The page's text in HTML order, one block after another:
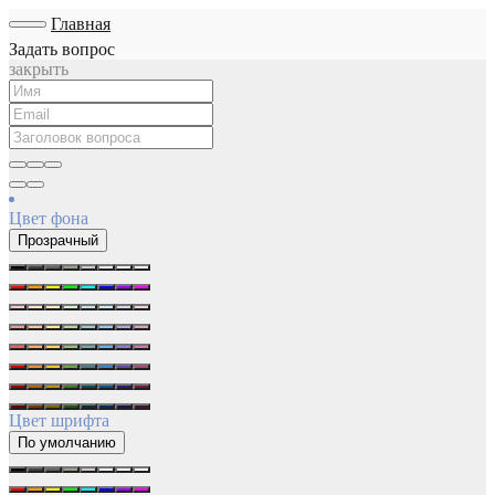
Главная
Задать вопрос
закрыть
Цвет фона
Прозрачный
Цвет шрифта
По умолчанию